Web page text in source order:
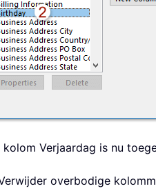
kolom Verjaardag is nu
overbodige